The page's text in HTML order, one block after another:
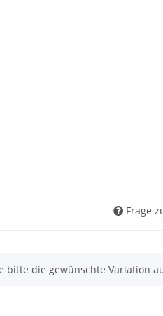
Frage
bitte die gewünschte Variation